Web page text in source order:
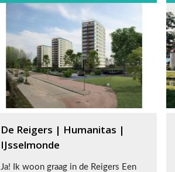
De Reigers | Humanitas |
IJsselmonde
Ja! Ik woon graag in de Reigers Een